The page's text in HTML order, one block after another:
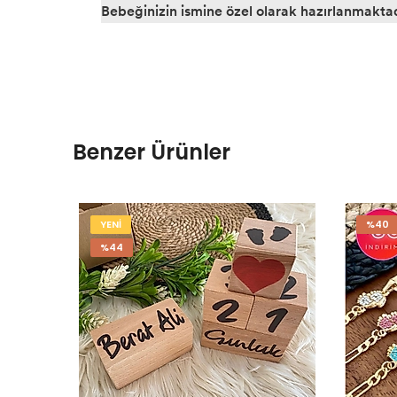
Bebeğinizin ismine özel olarak
Benzer Ürünler
YENİ
%44
%40